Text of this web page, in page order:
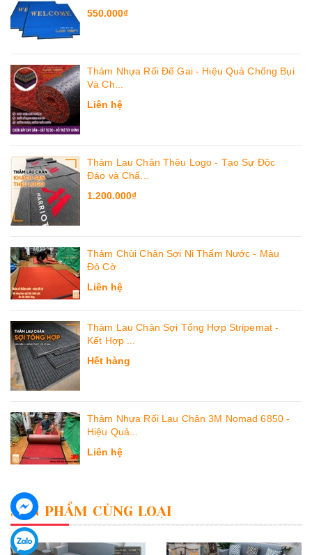
550.000₫
Thảm Nhựa Rối Đế Gai - Hiệu Quả Chống Bụi
Và Ch...
Liên hệ
Thảm Lau Chân Thêu Logo - Tạo Sự Độc
Đáo và Chấ...
1.200.000₫
Thảm Chùi Chân Sợi Nỉ Thấm Nước - Màu
Đỏ Cờ
Liên hệ
Thảm Lau Chân Sợi Tổng Hợp Stripemat -
Kết Hợp ...
Hết hàng
Thảm Nhựa Rối Lau Chân 3M Nomad 6850 -
Hiệu Quả...
Liên hệ
SẢN PHẨM CÙNG LOẠI